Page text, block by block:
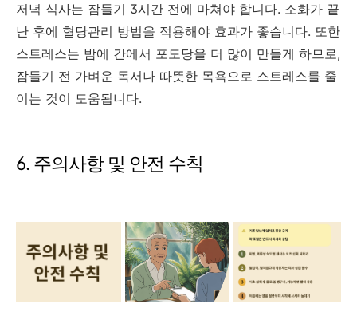
저녁 식사는 잠들기 3시간 전에 마쳐야 합니다. 소화가 끝
난 후에 혈당관리 방법을 적용해야 효과가 좋습니다. 또한
스트레스는 밤에 간에서 포도당을 더 많이 만들게 하므로,
잠들기 전 가벼운 독서나 따뜻한 목욕으로 스트레스를 줄
이는 것이 도움됩니다.
6. 주의사항 및 안전 수칙